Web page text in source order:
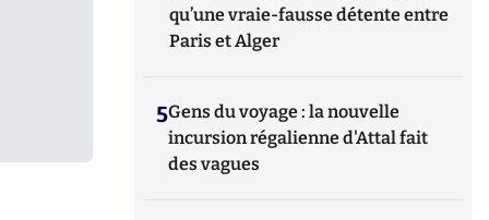
qu’une vraie-fausse détente entre
Paris et Alger
5Gens du voyage : la nouvelle
incursion régalienne d'Attal fait
des vagues